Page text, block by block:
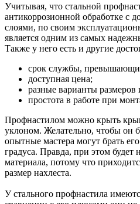
Учитывая, что стальной
антикоррозионной обработке с
слоями, по своим
является одним из самых
Также у него есть и другие
срок службы,
доступная цена;
разные варианты размеров
простота в работе при
Профнастилом можно крыть
уклоном. Желательно, чтобы он
опытные мастера могут брать
градуса. Правда, при этом будет
материала, потому что
размер нахлеста.
У стального профнастила